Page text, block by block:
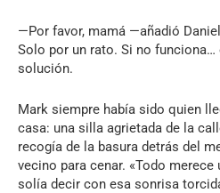
—Por favor, mamá —añadió
Solo por un rato. Si no
solución.
Mark siempre había sido quien
casa: una silla agrietada de la
recogía de la basura detrás del
vecino para cenar. «Todo merece
solía decir con esa sonrisa